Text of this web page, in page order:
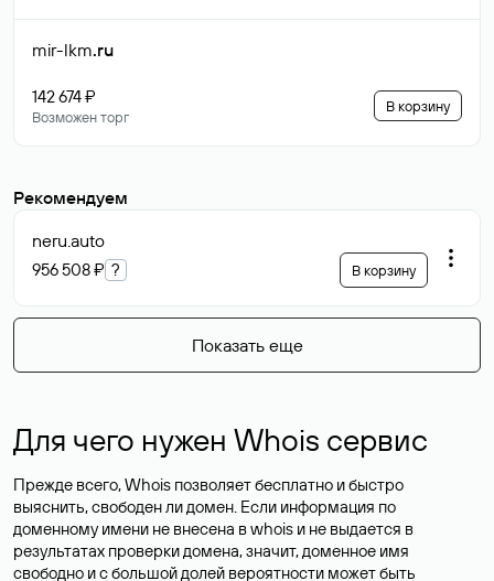
mir-lkm.ru
142 674 ₽
Возможен торг
В корзину
Рекомендуем
neru.auto
956 508 ₽ ? В корзину
Показать еще
Для чего нужен Whois сервис
Прежде всего, Whois позволяет бесплатно и быстро
выяснить, свободен ли домен. Если информация по
доменному имени не внесена в whois и не выдается в
результатах проверки домена, значит, доменное имя
свободно и с большой долей вероятности может быть